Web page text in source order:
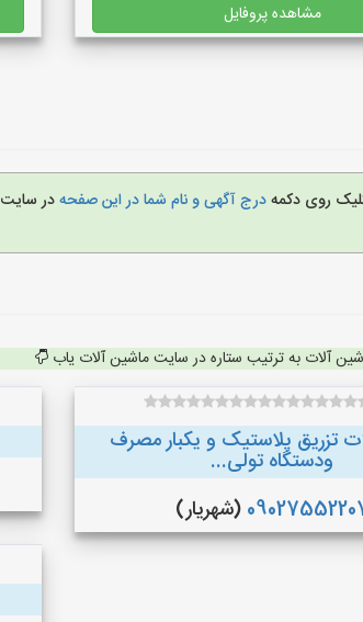
مشاهده پروفایل
روی دکمهدرج آگهی و نام شما در این صفحهدر سایت
آلات به ترتیب ستاره در سایت ماشین آلات یاب
تزریق پلاستیک و یکبار مصرف
ودستگاه تولی...
(شهریار)